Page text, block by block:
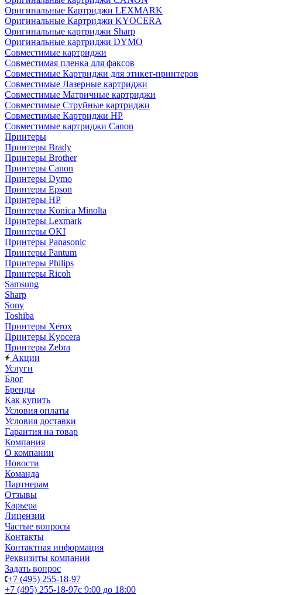
Оригинальные Картриджи LEXMARK
Оригинальные Картриджи KYOCERA
Оригинальные картриджи Sharp
Оригинальные картриджи DYMO
Совместимые картриджи
Совместимая пленка для факсов
Совместимые Картриджи для этикет-принтеров
Совместимые Лазерные картриджи
Совместимые Матричные картриджи
Совместимые Струйные картриджи
Совместимые Картриджи HP
Совместимые картриджи Canon
Принтеры
Принтеры Brady
Принтеры Brother
Принтеры Canon
Принтеры Dymo
Принтеры Epson
Принтеры HP
Принтеры Konica Minolta
Принтеры Lexmark
Принтеры OKI
Принтеры Panasonic
Принтеры Pantum
Принтеры Philips
Принтеры Ricoh
Samsung
Sharp
Sony
Toshiba
Принтеры Xerox
Принтеры Kyocera
Принтеры Zebra
Акции
Услуги
Блог
Бренды
Как купить
Условия оплаты
Условия доставки
Гарантия на товар
Компания
О компании
Новости
Команда
Партнерам
Отзывы
Карьера
Лицензии
Частые вопросы
Контакты
Контактная информация
Реквизиты компании
Задать вопрос
+7 (495) 255-18-97
+7 (495) 255-18-97с 9:00 до 18:00